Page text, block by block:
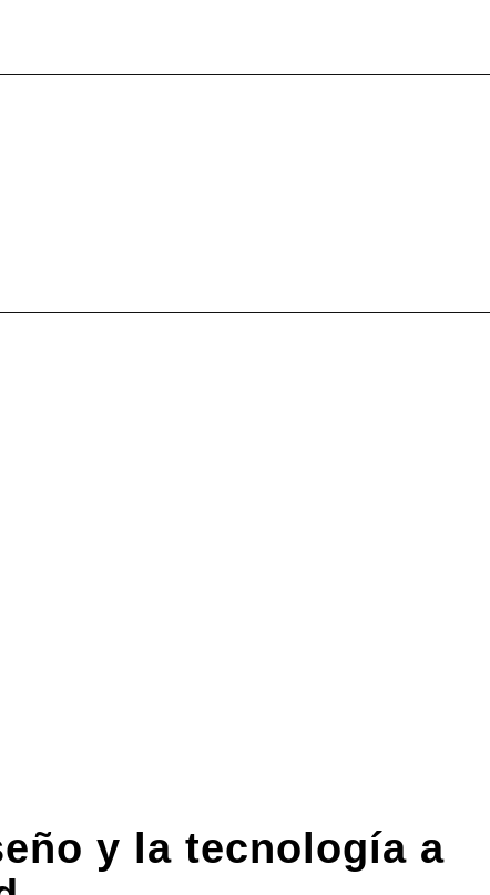
y la tecnología a